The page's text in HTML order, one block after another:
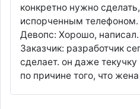
конкретно нужно
испорченным телефоном.
Девопс: Хорошо, написал.
Заказчик: разработчик
сделает. он даже
по причине того, что